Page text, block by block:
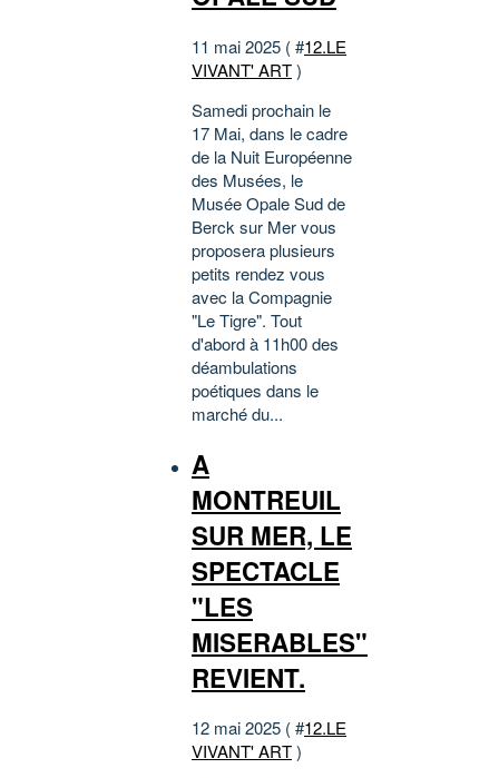
11 mai 2025 ( #12.LE
VIVANT' ART)
Samedi prochain le
17 Mai, dans le cadre
de la Nuit Européenne
des Musées, le
Musée Opale Sud de
Berck sur Mer vous
proposera plusieurs
petits rendez vous
avec la Compagnie
"Le Tigre". Tout
d'abord à 11h00 des
déambulations
poétiques dans le
marché du...
A
MONTREUIL
SUR MER, LE
SPECTACLE
"LES
MISERABLES"
REVIENT.
12 mai 2025 ( #12.LE
VIVANT' ART)